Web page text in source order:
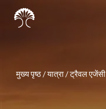
मुख्य पृष्ठ /यात्रा /ट्रैवल एजेंसी